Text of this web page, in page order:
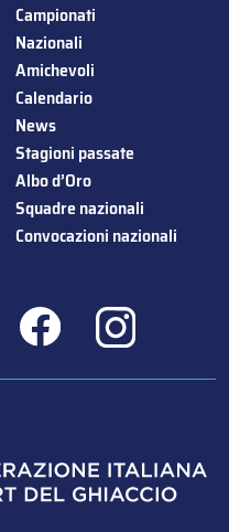
Campionati
Nazionali
Amichevoli
Calendario
News
Stagioni passate
Albo d’Oro
Squadre nazionali
Convocazioni nazionali